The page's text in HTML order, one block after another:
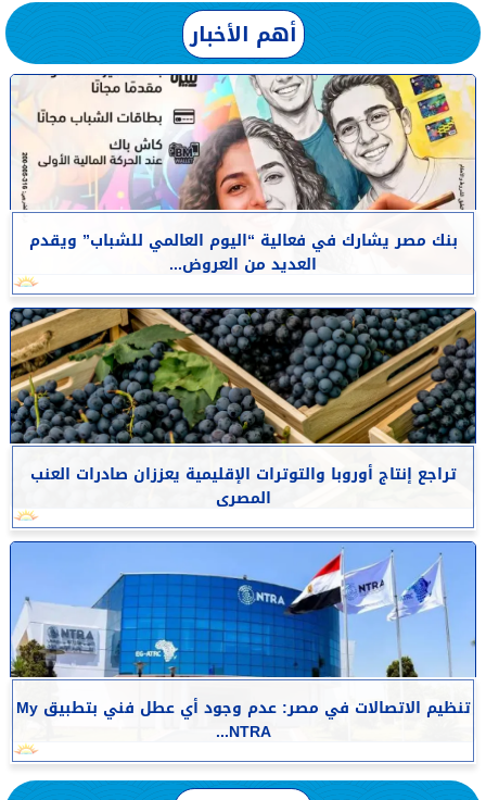
أهم الأخبار
بنك مصر يشارك في فعالية “اليوم العالمي للشباب” ويقدم
العديد من العروض...
تراجع إنتاج أوروبا والتوترات الإقليمية يعززان صادرات العنب
المصرى
تنظيم الاتصالات في مصر: عدم وجود أي عطل فني بتطبيق My
NTRA...